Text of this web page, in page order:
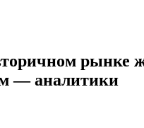
рынке
— аналитики